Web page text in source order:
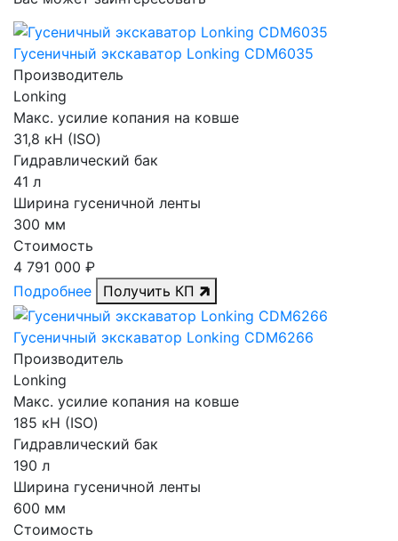
Гусеничный экскаватор Lonking CDM6035
Производитель
Lonking
Макс. усилие копания на ковше
31,8 кН (ISO)
Гидравлический бак
41 л
Ширина гусеничной ленты
300 мм
Стоимость
4 791 000 ₽
Подробнее
Получить КП
Гусеничный экскаватор Lonking CDM6266
Производитель
Lonking
Макс. усилие копания на ковше
185 кН (ISO)
Гидравлический бак
190 л
Ширина гусеничной ленты
600 мм
Стоимость